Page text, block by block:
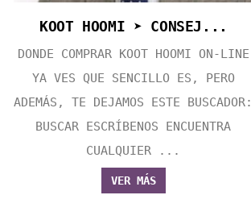
KOOT HOOMI ➤ CONSEJ...
DONDE COMPRAR KOOT HOOMI ON-LINE
YA VES QUE SENCILLO ES, PERO
ADEMÁS, TE DEJAMOS ESTE BUSCADOR:
BUSCAR ESCRÍBENOS ENCUENTRA
CUALQUIER ...
VER MÁS